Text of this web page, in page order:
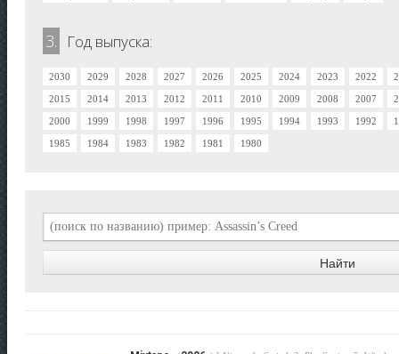
3. Год выпуска:
2030 2029 2028 2027 2026 2025 2024 2023 2022
2015 2014 2013 2012 2011 2010 2009 2008 2007
2000 1999 1998 1997 1996 1995 1994 1993 1992
1985 1984 1983 1982 1981 1980